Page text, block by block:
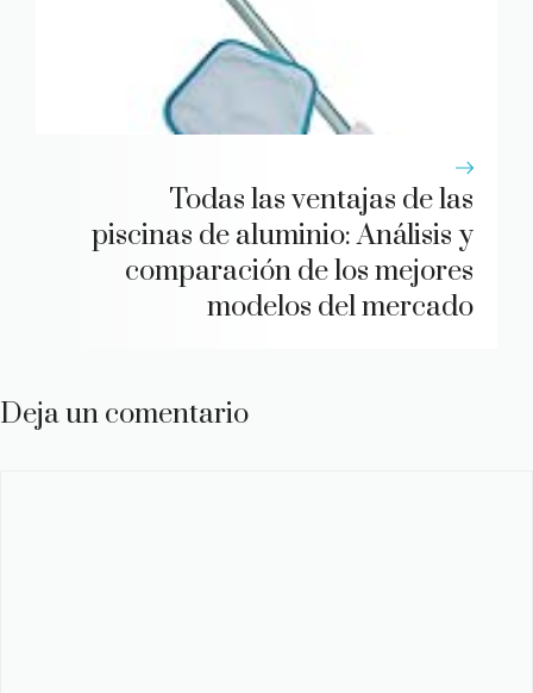
Todas las ventajas de las
piscinas de aluminio: Análisis y
comparación de los mejores
modelos del mercado
Deja un comentario